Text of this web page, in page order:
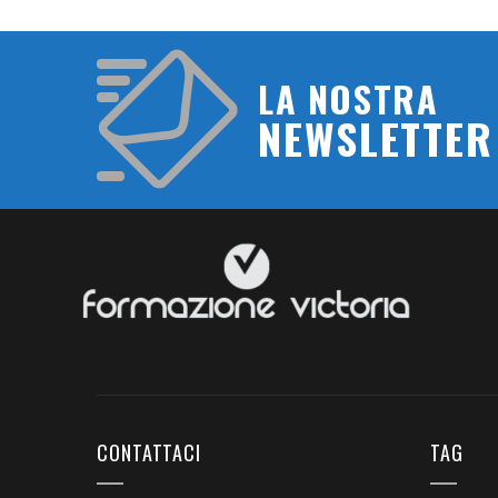
LA NOSTRA
NEWSLETTER
CONTATTACI TAG